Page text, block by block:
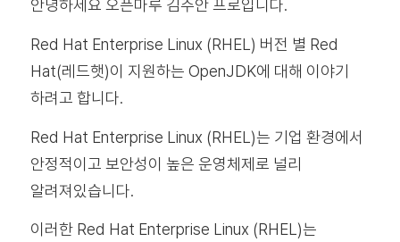
안녕하세요 오픈마루 김주안 프로입니다.
Red Hat Enterprise Linux (RHEL) 버전 별 Red
Hat(레드햇)이 지원하는 OpenJDK에 대해 이야기
하려고 합니다.
Red Hat Enterprise Linux (RHEL)는 기업 환경에서
안정적이고 보안성이 높은 운영체제로 널리
알려져있습니다.
이러한 Red Hat Enterprise Linux (RHEL)는